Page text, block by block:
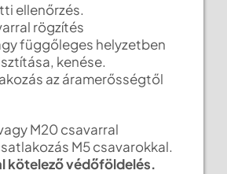
ellenőrzés.
rögzítés
függőleges helyzetben
kenése.
az áramerősségtől
vagy M20 csavarral
M5 csavarokkal.
kötelező védőföldelés.